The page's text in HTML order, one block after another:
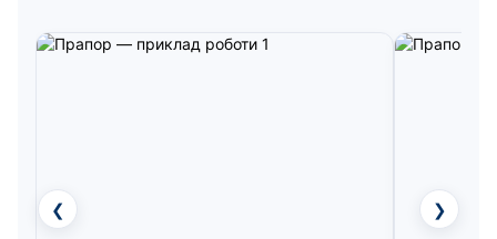
❮ ❯